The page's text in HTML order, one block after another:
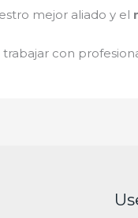
mejor aliado y el
con